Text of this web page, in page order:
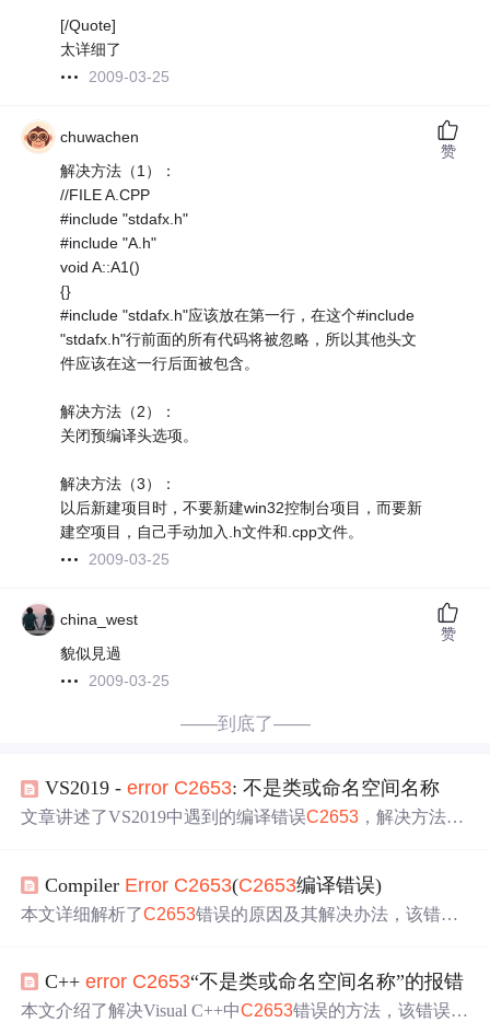
[/Quote]
太详细了
2009-03-25
chuwachen
解决方法（1）：
//FILE A.CPP
#include "stdafx.h"
#include "A.h"
void A::A1()
{}
#include "stdafx.h"应该放在第一行，在这个#include
"stdafx.h"行前面的所有代码将被忽略，所以其他头文
件应该在这一行后面被包含。
解决方法（2）：
关闭预编译头选项。
解决方法（3）：
以后新建项目时，不要新建win32控制台项目，而要新
建空项目，自己手动加入.h文件和.cpp文件。
2009-03-25
赞
china_west
貌似見過
2009-03-25
赞
——到底了——
VS2019 -error C2653: 不是类或命名空间名称
文章讲述了VS2019中遇到的编译错误C2653 ，解决方法是
包含问题导致编译错误。
Compiler Error C2653(C2653编译错误)
本文详细解析了C2653错误的原因及其解决办法，该错误
误。C++error C2653“不是类或命名空间名称”的报错
本文介绍了解决Visual C++中C2653错误的方法，该错误通